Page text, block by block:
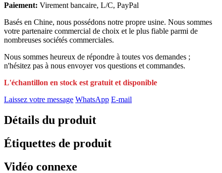
Paiement: Virement bancaire, L/C, PayPal
Basés en Chine, nous possédons notre propre usine. Nous sommes
votre partenaire commercial de choix et le plus fiable parmi de
nombreuses sociétés commerciales.
Nous sommes heureux de répondre à toutes vos demandes ;
n'hésitez pas à nous envoyer vos questions et commandes.
L'échantillon en stock est gratuit et disponible
Laissez votre message WhatsApp E-mail
Détails du produit
Étiquettes de produit
Vidéo connexe